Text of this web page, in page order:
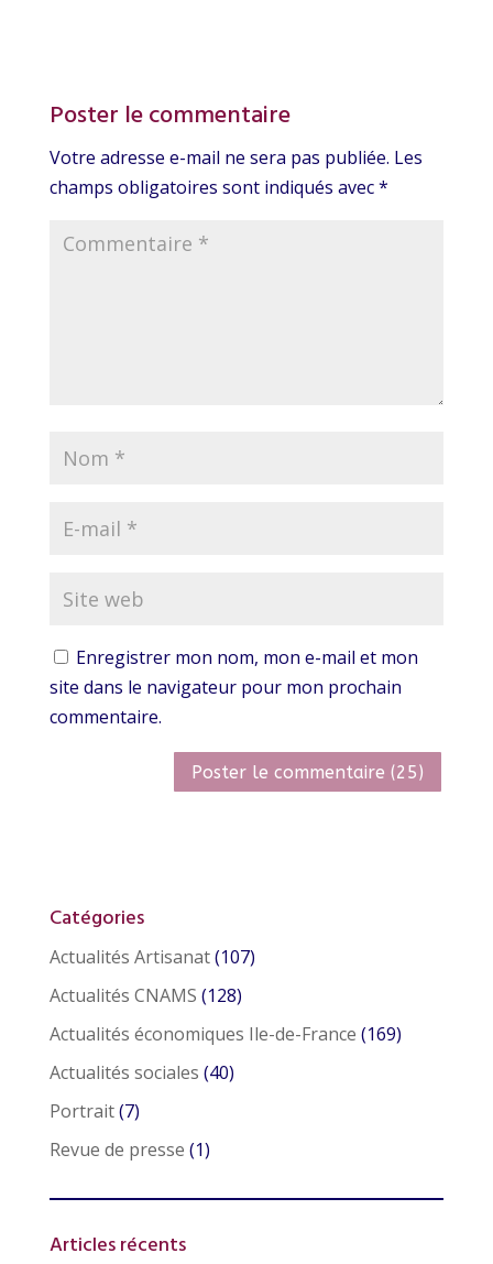
Poster le commentaire
Votre adresse e-mail ne sera pas publiée. Les
champs obligatoires sont indiqués avec*
Enregistrer mon nom, mon e-mail et mon
site dans le navigateur pour mon prochain
commentaire.
Catégories
Actualités Artisanat(107)
Actualités CNAMS (128)
Actualités économiques Ile-de-France (169)
Actualités sociales (40)
Portrait(7)
Revue de presse (1)
Articles récents